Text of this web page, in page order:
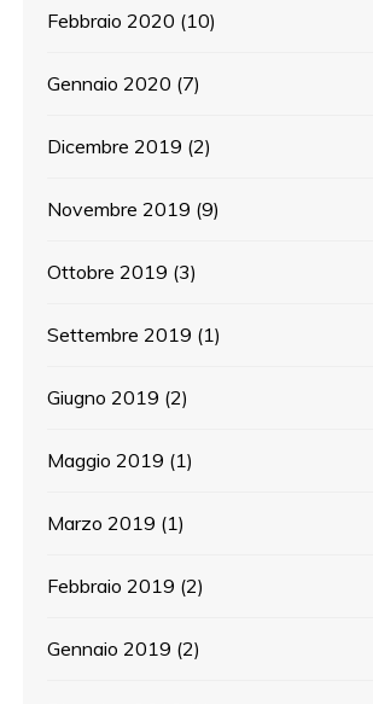
Febbraio 2020 (10)
Gennaio 2020 (7)
Dicembre 2019 (2)
Novembre 2019 (9)
Ottobre 2019 (3)
Settembre 2019 (1)
Giugno 2019 (2)
Maggio 2019 (1)
Marzo 2019 (1)
Febbraio 2019 (2)
Gennaio 2019 (2)